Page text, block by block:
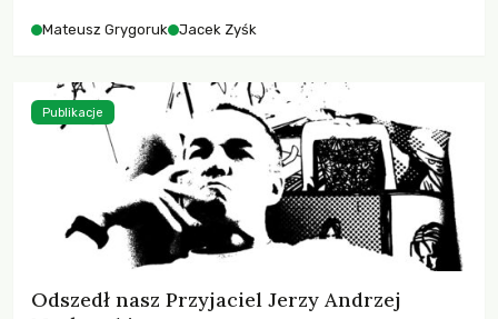
Mateusz Grygoruk Jacek Zyśk
Odszedł nasz Przyjaciel Jerzy Andrzej
Publikacje